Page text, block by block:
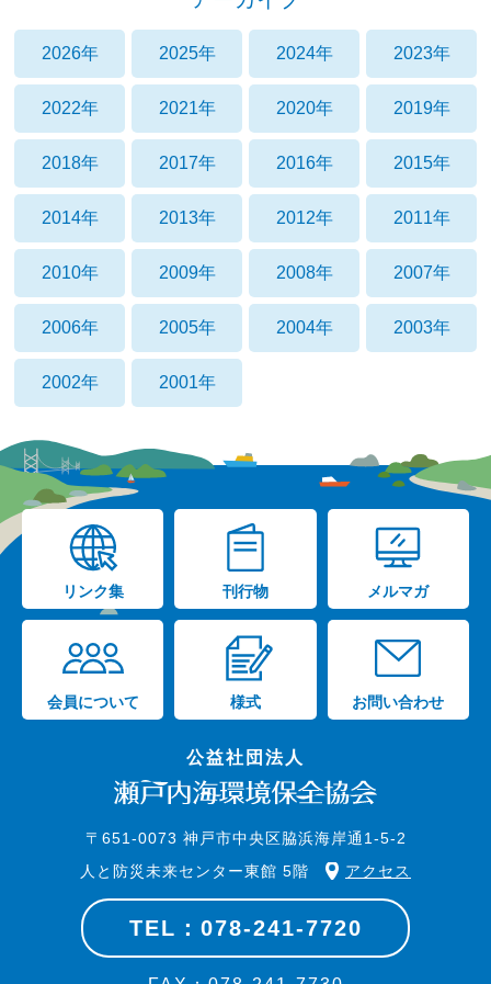
2026年 2025年 2024年 2023年
2022年 2021年 2020年 2019年
2018年 2017年 2016年 2015年
2014年 2013年 2012年 2011年
2010年 2009年 2008年 2007年
2006年 2005年 2004年 2003年
2002年 2001年
リンク集 刊行物 メルマガ
会員について 様式 お問い合わせ
公益社団法人
〒651-0073 神戸市中央区脇浜海岸通1-5-2
人と防災未来センター東館 5階
アクセス
TEL：078-241-7720